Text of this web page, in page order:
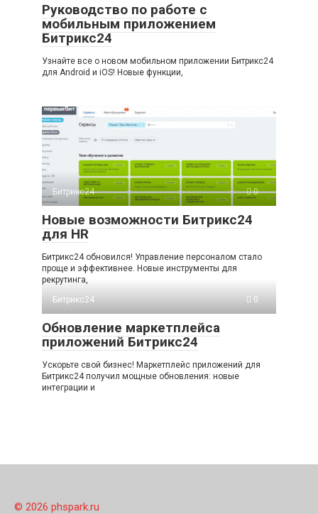
Руководство по работе с
мобильным приложением
Битрикс24
Узнайте все о новом мобильном приложении Битрикс24
для Android и iOS! Новые функции,
Битрикс24 0
Новые возможности Битрикс24
для HR
Битрикс24 обновился! Управление персоналом стало
проще и эффективнее. Новые инструменты для
рекрутинга,
Битрикс24
0
Обновление маркетплейса
приложений Битрикс24
Ускорьте свой бизнес! Маркетплейс приложений для
Битрикс24 получил мощные обновления: новые
интеграции и
© 2026 phspark.ru